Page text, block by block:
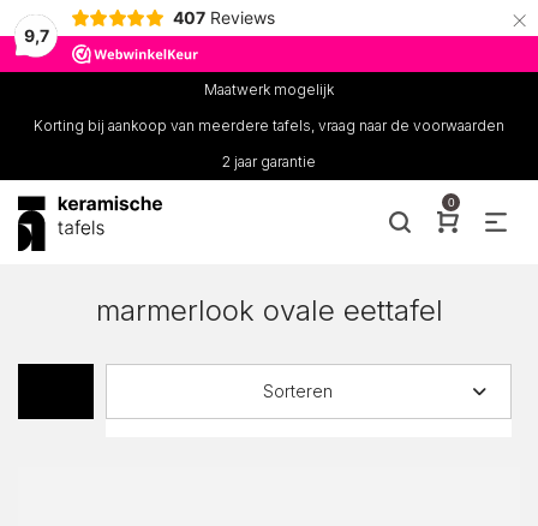
9,7
407 Reviews ×
Maatwerk mogelijk
Korting bij aankoop van meerdere tafels, vraag naar de voorwaarden
2 jaar garantie
0
marmerlook ovale eettafel
Sorteren